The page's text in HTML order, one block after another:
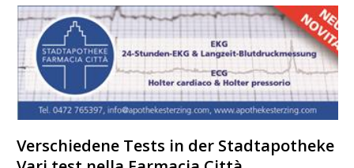
Verschiedene Tests in der Stadtapotheke -